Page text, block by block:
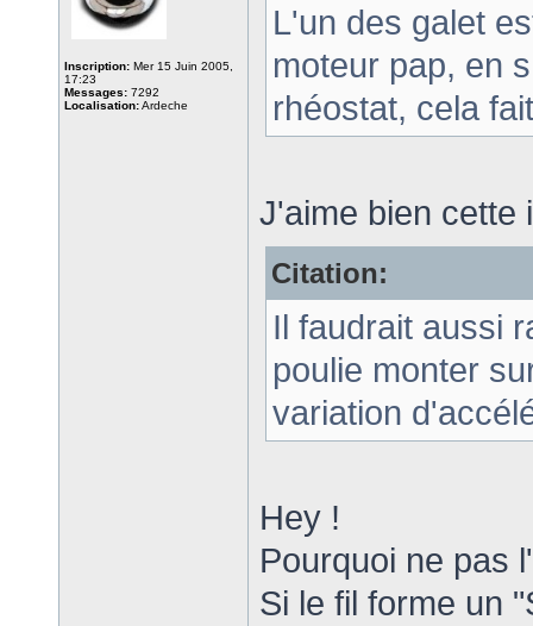
Inscription: Mer 15 Juin 2005,
17:23
Messages: 7292
Localisation:Ardeche
L'un des galet
moteur pap, en
rhéostat, cela
J'aime bien cette
Citation:
Il faudrait aussi
poulie monter
variation
Hey !
Pourquoi ne pas
Si le fil forme un